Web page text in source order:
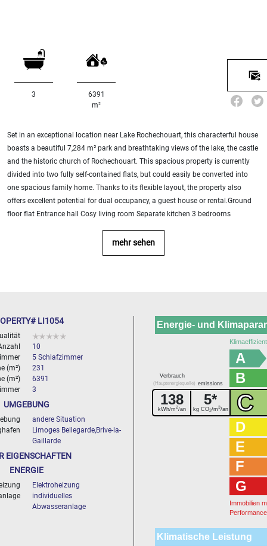
3
6391
m2
Set in an exceptional location near Lake Rochechouart, this characterful house
boasts a beautiful 7,284 m² park and breathtaking views of the lake, the castle
and the historic church of Rochechouart. This spacious property is currently
divided into two fully self-contained flats, but could easily be converted into
one spacious family home. Thanks to its flexible layout, the property also
offers excellent potential for dual occupancy, a guest house or rental.Ground
floor flat Entrance hall Cosy living room Separate kitchen 3 bedrooms
mehr sehen
LI1054
10
5 Schlafzimmer
(m²)
231
(m²)
6391
3
UMGEBUNG
andere Situation
Limoges Bellegarde,Brive-la-
Gaillarde
EIGENSCHAFTEN
ENERGIE
Elektroheizung
individuelles
Abwasseranlage
Energie- und
A
B
C
Verbrauch
(Hauptenergiequelle) emissions
138
kWh/m2/an
5*
kg CO2/m3/an
D
E
F
G
Immobilien
Performance
Klimatische Leistung